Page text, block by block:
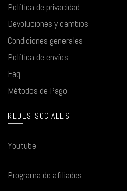
Política de privacidad
Devoluciones y cambios
Condiciones generales
Política de envíos
Faq
Métodos de Pago
REDES SOCIALES
Youtube
Programa de afiliados